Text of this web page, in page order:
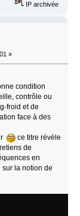
IP archivée
»
condition
contrôle ou
froid et de
face à des
ce titre révèle
de
en
la notion de